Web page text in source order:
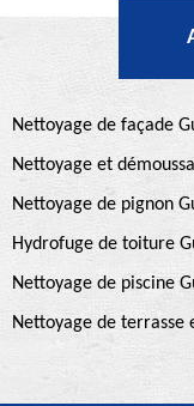
Nettoyage de façade
Nettoyage et
Nettoyage de pignon
Hydrofuge de toiture
Nettoyage de piscine
Nettoyage de terrasse